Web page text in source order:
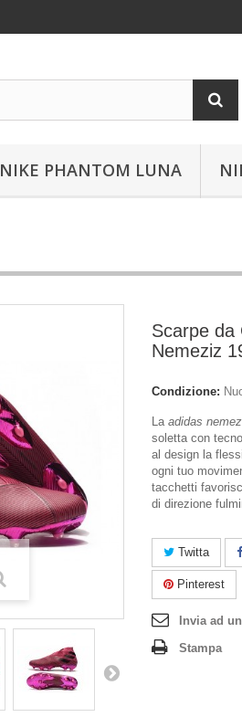
NIKE PHANTOM LUNA
Scarpe da
Nemeziz
Condizione:
La adidas
soletta con
al design la
ogni tuo
tacchetti
di direzione
Twitta
Pinterest
Invia ad
Stampa